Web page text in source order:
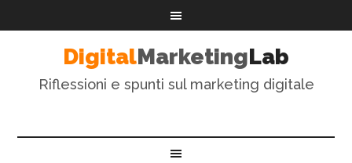
DigitalMarketingLab
Riflessioni e spunti sul marketing digitale